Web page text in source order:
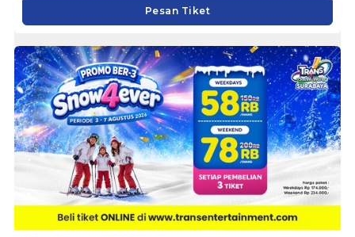
Pesan Tiket